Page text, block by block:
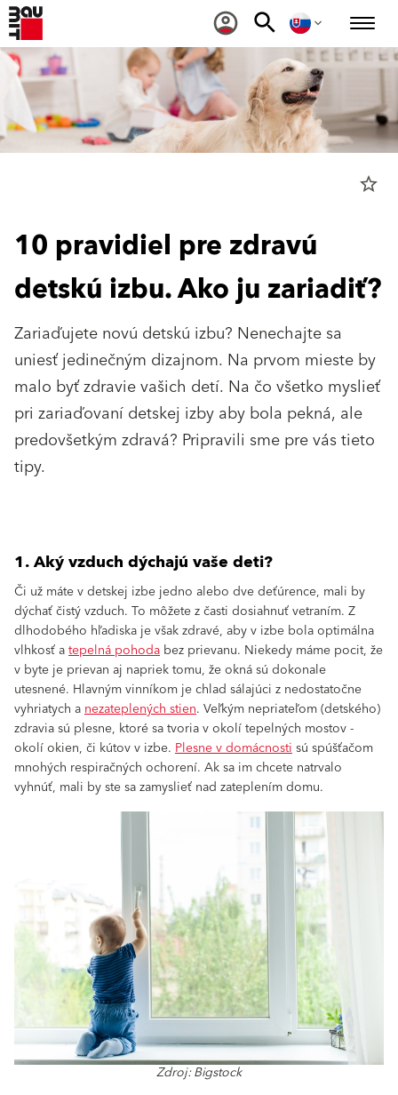
star_border
10 pravidiel pre zdravú
detskú izbu. Ako ju zariadiť?
Zariaďujete novú detskú izbu? Nenechajte sa
uniesť jedinečným dizajnom. Na prvom mieste by
malo byť zdravie vašich detí. Na čo všetko myslieť
pri zariaďovaní detskej izby aby bola pekná, ale
predovšetkým zdravá? Pripravili sme pre vás tieto
tipy.
1. Aký vzduch dýchajú vaše deti?
Či už máte v detskej izbe jedno alebo dve deťúrence, mali by
dýchať čistý vzduch. To môžete z časti dosiahnuť vetraním. Z
dlhodobého hľadiska je však zdravé, aby v izbe bola optimálna
vlhkosť atepelná pohoda bez prievanu. Niekedy máme pocit, že
v byte je prievan aj napriek tomu, že okná sú dokonale
utesnené. Hlavným vinníkom je chlad sálajúci z nedostatočne
vyhriatych anezateplených stien. Veľkým nepriateľom (detského)
zdravia sú plesne, ktoré sa tvoria v okolí tepelných mostov -
okolí okien, či kútov v izbe. Plesne v domácnostisú spúšťačom
mnohých respiračných ochorení. Ak sa im chcete natrvalo
vyhnúť, mali by ste sa zamyslieť nad zateplením domu.
Zdroj: Bigstock